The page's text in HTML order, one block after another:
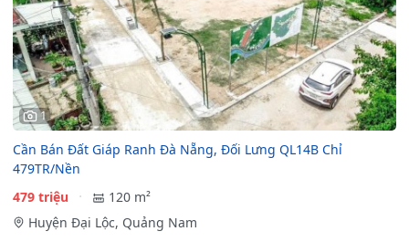
1
Cần Bán Đất Giáp Ranh Đà Nẵng, Đối Lưng QL14B Chỉ
479TR/Nền
479 triệu
120 m²
Huyện Đại Lộc, Quảng Nam